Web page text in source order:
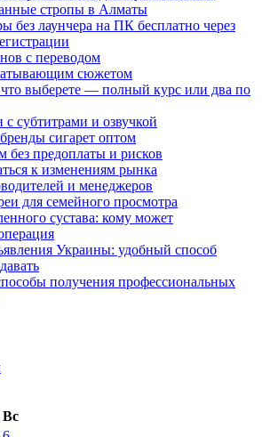
стропы в Алматы
без лаунчера на ПК бесплатно через
с переводом
сюжетом
выберете — полный курс или два по
субтитрами и озвучкой
сигарет оптом
без предоплаты и рисков
к изменениям рынка
и менеджеров
для семейного просмотра
сустава: кому может
Украины: удобный способ
получения профессиональных
Вс